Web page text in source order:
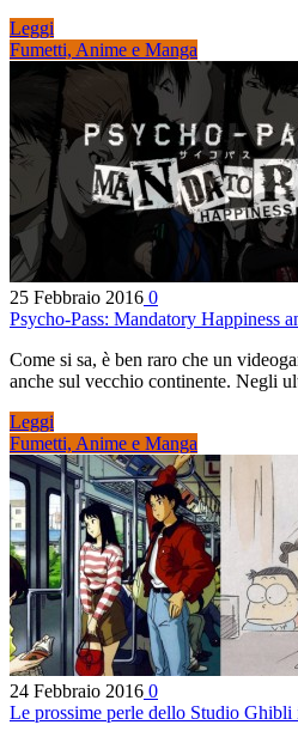
Leggi
Fumetti, Anime e Manga
25 Febbraio 2016 0
Psycho-Pass: Mandatory Happiness
Come si sa, è ben raro che un
anche sul vecchio continente. Negli
Leggi
Fumetti, Anime e Manga
24 Febbraio 2016 0
Le prossime perle dello Studio